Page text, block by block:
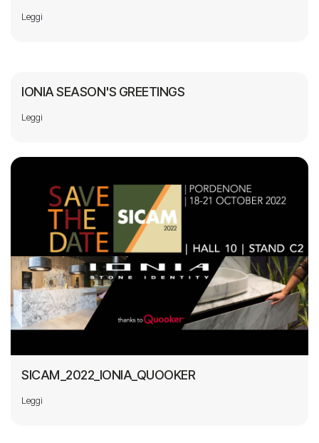
Leggi
IONIA SEASON'S GREETINGS
Leggi
SICAM_2022_IONIA_QUOOKER
Leggi